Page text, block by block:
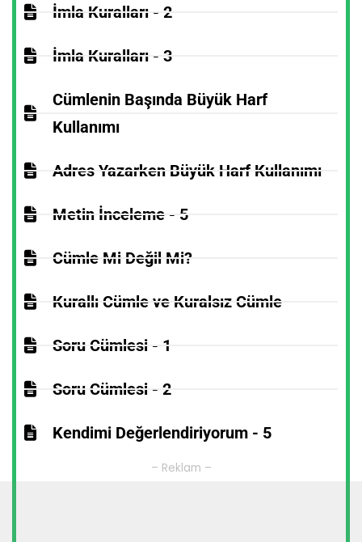
İmla Kuralları - 2
İmla Kuralları - 3
Cümlenin Başında Büyük Harf
Kullanımı
Adres Yazarken Büyük Harf Kullanımı
Metin İnceleme - 5
Cümle Mi Değil Mi?
Kurallı Cümle ve Kuralsız Cümle
Soru Cümlesi - 1
Soru Cümlesi - 2
Kendimi Değerlendiriyorum - 5
– Reklam –